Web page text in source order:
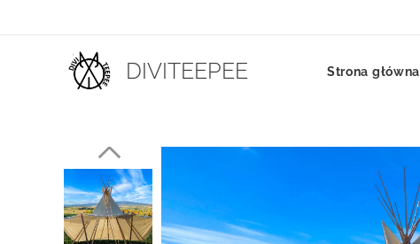
DIVITEEPEE Strona główna